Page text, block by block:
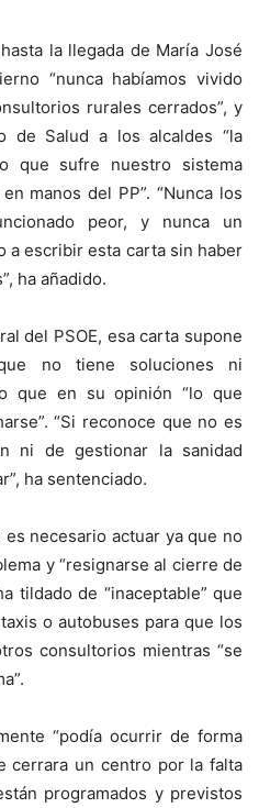
la llegada de María José
“nunca habíamos vivido
rurales cerrados”, y
de Salud a los alcaldes “la
que sufre nuestro sistema
manos del PP”. “Nunca los
peor, y nunca un
a escribir esta carta sin haber
ha añadido.
del PSOE, esa carta supone
no tiene soluciones ni
que en su opinión “lo que
“Si reconoce que no es
ni de gestionar la sanidad
ha sentenciado.
necesario actuar ya que no
y “resignarse al cierre de
tildado de “inaceptable” que
o autobuses para que los
consultorios mientras “se
“podía ocurrir de forma
cerrara un centro por la falta
programados y previstos